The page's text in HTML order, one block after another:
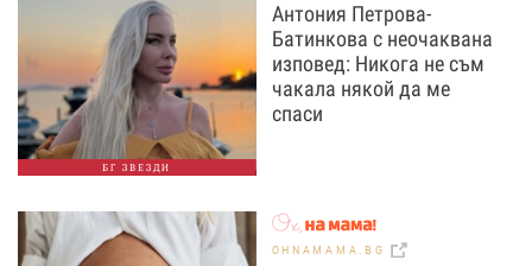
БГ ЗВЕЗДИ
Антония Петрова-
Батинкова с неочаквана
изповед: Никога не съм
чакала някой да ме
спаси
OHNAMAMA.BG